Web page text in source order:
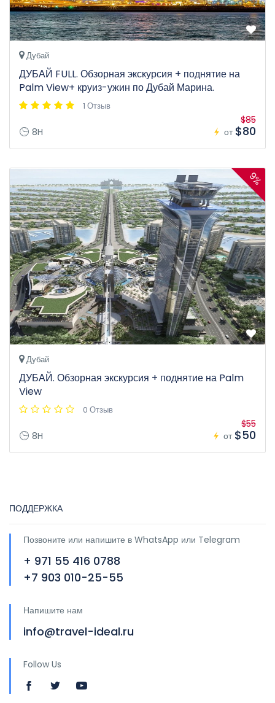
Дубай
ДУБАЙ FULL. Обзорная экскурсия + поднятие на
Palm View+ круиз-ужин по Дубай Марина.
1 Отзыв
8H от
$85
$80
9%
Дубай
ДУБАЙ. Обзорная экскурсия + поднятие на Palm
View
0 Отзыв
8H от
$55
$50
ПОДДЕРЖКА
Позвоните или напишите в WhatsApp или Telegram
+ 971 55 416 0788
+7 903 010-25-55
Напишите нам
info@travel-ideal.ru
Follow Us